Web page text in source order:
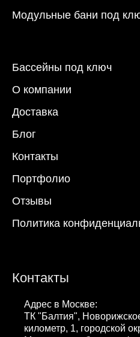
Модульные бани под
Бассейны под ключ
О компании
Доставка
Блог
Контакты
Портфолио
Отзывы
Политика
Контакты
Адрес в Москве:
ТК "Балтия",
километр, 1, городской